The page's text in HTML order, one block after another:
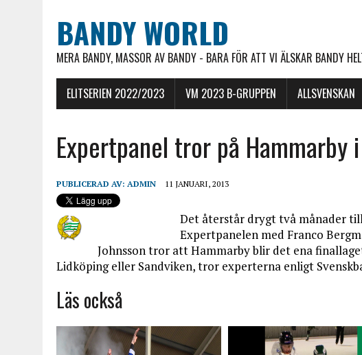
BANDY WORLD
MERA BANDY, MASSOR AV BANDY - BARA FÖR ATT VI ÄLSKAR BANDY
ELITSERIEN 2022/2023 VM 2023 B-GRUPPEN ALLSVENSKAN
Expertpanel tror på Hammarby
PUBLICERAD AV: ADMIN 11 JANUARI, 2013
Det återstår drygt två månader
Expertpanelen med Franco
Johnsson tror att Hammarby blir det ena
Lidköping eller Sandviken, tror experterna enligt
Läs också